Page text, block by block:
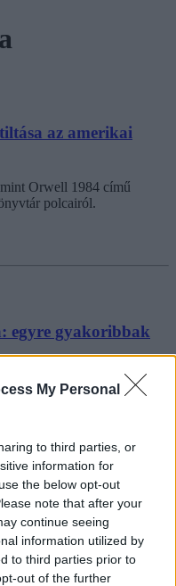
My Personal
to third parties, or
information for
the below opt-out
note that after your
continue seeing
information utilized by
to third parties prior to
out of the further
az amerikai
Orwell 1984 című
polcairól.
egyre gyakoribbak
Azóta intenzíven
e a kormány által